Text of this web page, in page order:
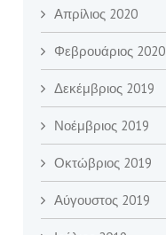
Απρίλιος 2020
Φεβρουάριος 2020
Δεκέμβριος 2019
Νοέμβριος 2019
Οκτώβριος 2019
Αύγουστος 2019